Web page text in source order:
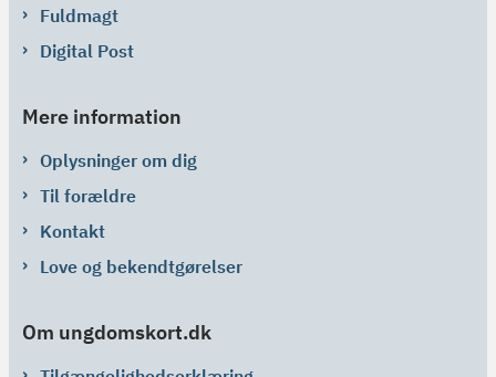
Fuldmagt
Digital Post
Mere information
Oplysninger om dig
Til forældre
Kontakt
Love og bekendtgørelser
Om ungdomskort.dk